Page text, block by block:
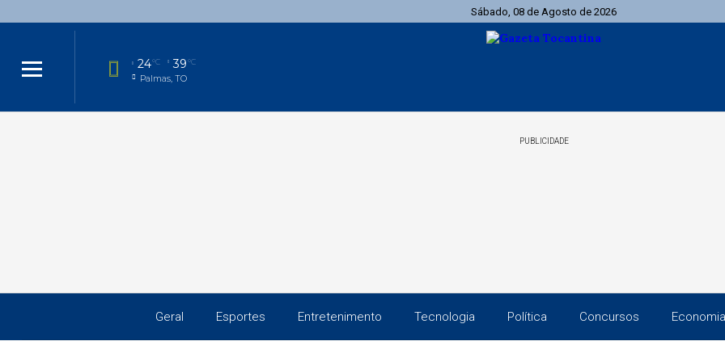
Sábado, 08 de Agosto de 2026
24°C 39°C
Palmas, TO
PUBLICIDADE
Geral Esportes Entretenimento Tecnologia Política Concursos Economia